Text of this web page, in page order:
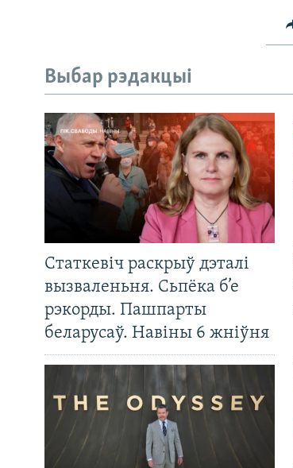
Выбар рэдакцыі
Статкевіч раскрыў дэталі
вызваленьня. Сьпёка б’е
рэкорды. Пашпарты
беларусаў. Навіны 6 жніўня